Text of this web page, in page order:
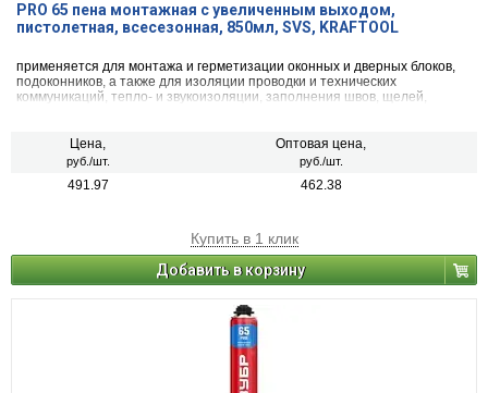
PRO 65 пена монтажная с увеличенным выходом,
пистолетная, всесезонная, 850мл, SVS, KRAFTOOL
применяется для монтажа и герметизации оконных и дверных блоков,
подоконников, а также для изоляции проводки и технических
коммуникаций, тепло- и звукоизоляции, заполнения швов, щелей,
Цена,
руб./шт.
Оптовая цена,
руб./шт.
491.97 462.38
Купить в 1 клик
Добавить в корзину